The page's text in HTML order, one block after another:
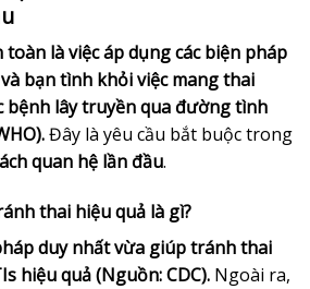
là việc áp dụng các biện pháp
bạn tình khỏi việc mang thai
bệnh lây truyền qua đường tình
Đây là yêu cầu bắt buộc trong
quan hệ lần đầu.
thai hiệu quả là gì?
duy nhất vừa giúp tránh thai
hiệu quả (Nguồn: CDC). Ngoài ra,